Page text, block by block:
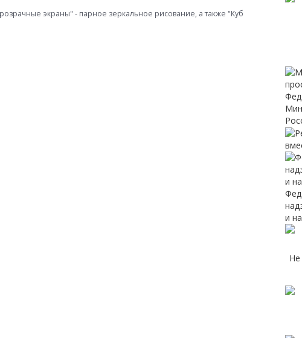
экраны" - парное зеркальное рисование, а также "Куб
и
Не